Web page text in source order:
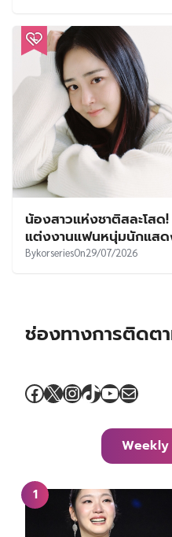
น้องสาวแห่งชาติสละโส
แต่งงานแฟนหนุ่มนักแส
BykorseriesOn29/07/2026
ช่องทางการติดตา
Facebook
X Instagram
TikTok
YouTube
Mail
Weekly